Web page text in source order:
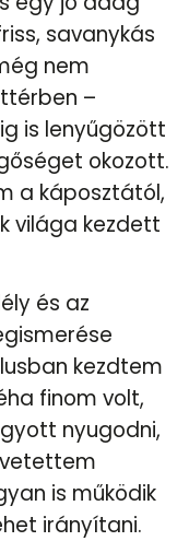
savanykás
nem
–
is lenyűgözött
okozott.
a káposztától,
világa kezdett
és az
kezdtem
finom volt,
nyugodni,
is működik
irányítani.